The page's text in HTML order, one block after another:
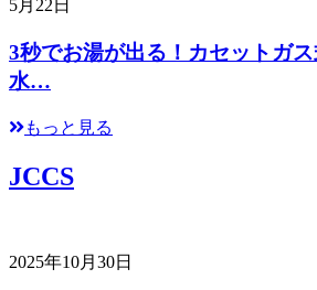
5月22日
3秒でお湯が出る！カセットガ
水…
もっと見る
JCCS
2025年10月30日